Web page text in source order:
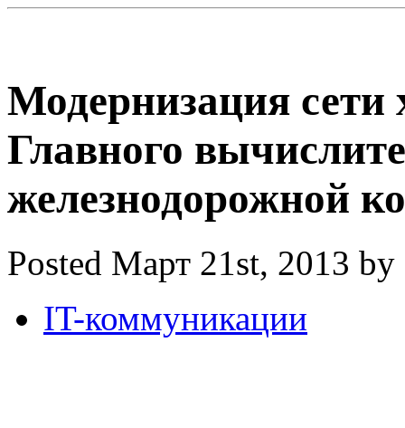
Модернизация
Главного
железнодорожной
Posted Март 21st, 2013 by
IT-коммуникации